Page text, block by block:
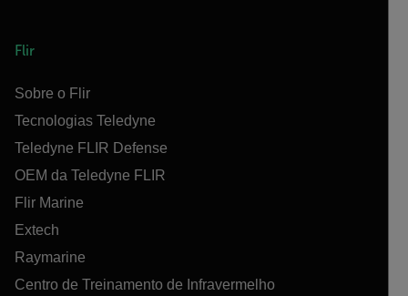
Flir
Sobre o Flir
Tecnologias Teledyne
Teledyne FLIR Defense
OEM da Teledyne FLIR
Flir Marine
Extech
Raymarine
Centro de Treinamento de Infravermelho